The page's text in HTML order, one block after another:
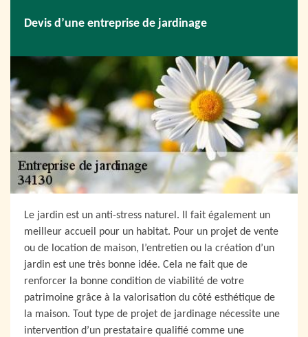
Devis d’une entreprise de jardinage
Le jardin est un anti-stress naturel. Il fait également un
meilleur accueil pour un habitat. Pour un projet de vente
ou de location de maison, l’entretien ou la création d’un
jardin est une très bonne idée. Cela ne fait que de
renforcer la bonne condition de viabilité de votre
patrimoine grâce à la valorisation du côté esthétique de
la maison. Tout type de projet de jardinage nécessite une
intervention d’un prestataire qualifié comme une